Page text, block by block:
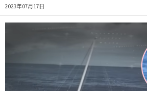
2023年07月17日